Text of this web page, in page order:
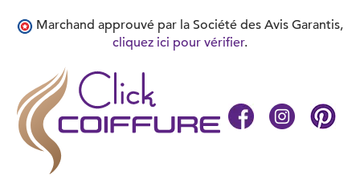
Marchand approuvé par la Société des Avis Garantis,
cliquez ici pour vérifier.